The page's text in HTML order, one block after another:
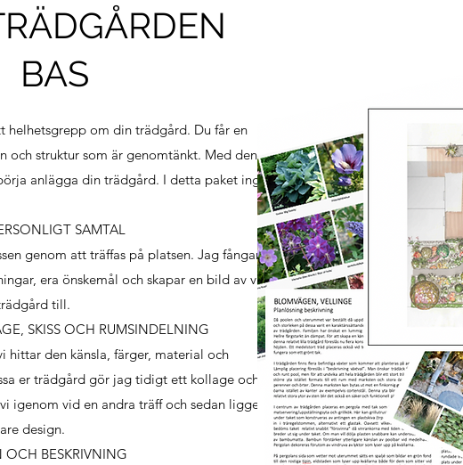
BAS
helhetsgrepp om din trädgård. Du får en
och struktur som är genomtänkt. Med denna
anlägga din trädgård. I detta paket ingår:
SAMTAL
genom att träffas på platsen. Jag fångar
era önskemål och skapar en bild av vad
till.
SKISS OCH RUMSINDELNING
hittar den känsla, färger, material och
er trädgård gör jag tidigt ett kollage och en
igenom vid en andra träff och sedan ligger
design.
OCH BESKRIVNING